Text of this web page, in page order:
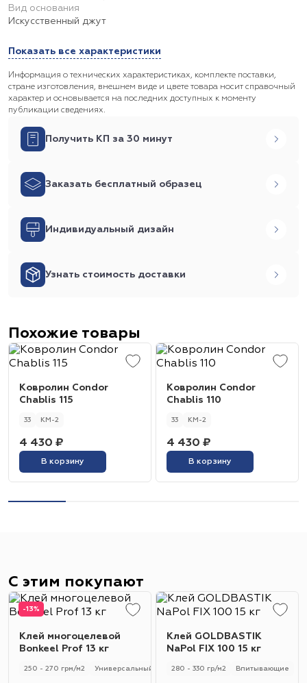
Вид основания
Искусственный джут
Показать все характеристики
Информация о технических характеристиках, комплекте поставки,
стране изготовления, внешнем виде и цвете товара носит справочный
характер и основывается на последних доступных к моменту
публикации сведениях.
Получить КП за 30 минут
Заказать бесплатный образец
Индивидуальный дизайн
Узнать стоимость доставки
Похожие товары
Ковролин Condor
Chablis 115
33 КМ-2
4 430 ₽
В корзину
Ковролин Condor
Chablis 110
33 КМ-2
4 430 ₽
В корзину
С этим покупают
-13%
Клей многоцелевой
Bonkeel Prof 13 кг
250 - 270 грм/м2 Универсальный 250 - 270 гр/м2
Клей GOLDBASTIK
NaPol FIX 100 15 кг
280 - 330 гр/м2 Впитывающие